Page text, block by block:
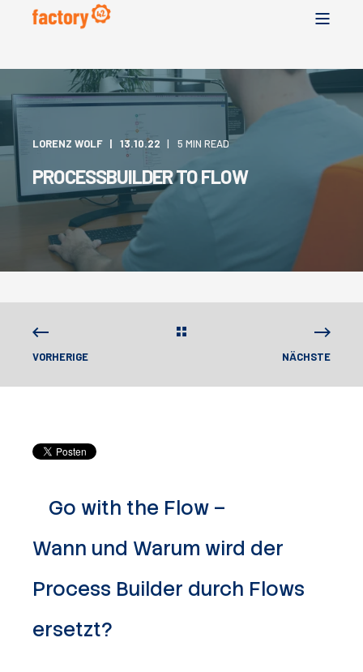
LORENZ WOLF 13.10.22 5 MIN READ
PROCESSBUILDER TO FLOW
VORHERIGE NÄCHSTE
Go with the Flow –
Wann und Warum wird der
Process Builder durch Flows
ersetzt?